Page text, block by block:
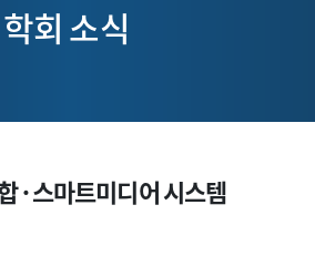
학회 소식
·스마트미디어 시스템